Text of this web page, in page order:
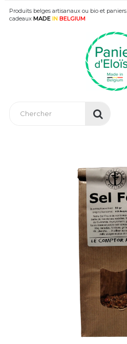
Produits belges artisanaux ou bio et paniers
cadeaux MADE IN BELGIUM